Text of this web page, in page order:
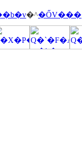
�^�ŐV���